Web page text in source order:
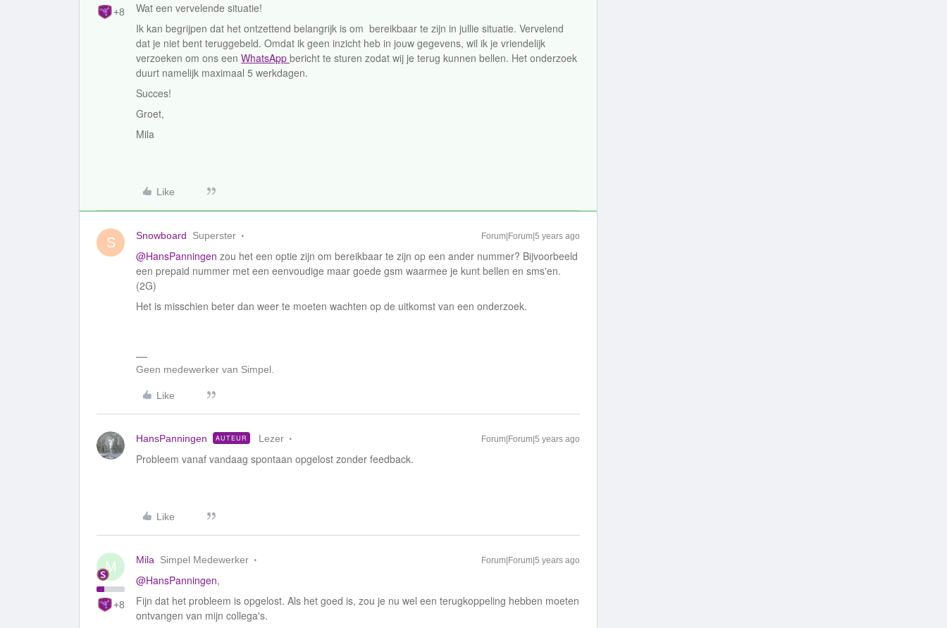
+8
Wat een vervelende situatie!
Ik kan begrijpen dat het ontzettend belangrijk is om bereikbaar te zijn in jullie situatie. Vervelend
dat je niet bent teruggebeld. Omdat ik geen inzicht heb in jouw gegevens, wil ik je vriendelijk
verzoeken om ons een WhatsApp bericht te sturen zodat wij je terug kunnen bellen. Het onderzoek
duurt namelijk maximaal 5 werkdagen.
Succes!
Groet,
Mila
Like
S Snowboard Superster Forum|Forum|5 years ago
@HansPanningen zou het een optie zijn om bereikbaar te zijn op een ander nummer? Bijvoorbeeld
een prepaid nummer met een eenvoudige maar goede gsm waarmee je kunt bellen en sms'en.
(2G)
Het is misschien beter dan weer te moeten wachten op de uitkomst van een onderzoek.
Geen medewerker van Simpel.
Like
HansPanningen AUTEUR Lezer Forum|Forum|5 years ago
Probleem vanaf vandaag spontaan opgelost zonder feedback.
Like
M
+8
Mila Simpel Medewerker Forum|Forum|5 years ago
@HansPanningen,
Fijn dat het probleem is opgelost. Als het goed is, zou je nu wel een terugkoppeling hebben moeten
ontvangen van mijn collega's.